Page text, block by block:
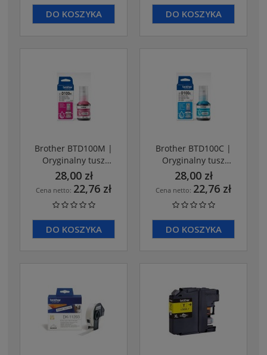
DO KOSZYKA DO KOSZYKA
Brother BTD100M |
Oryginalny tusz
Magenta
28,00 zł
Cena netto: 22,76 zł
DO KOSZYKA
Brother BTD100C |
Oryginalny tusz
CYAN
28,00 zł
Cena netto: 22,76 zł
DO KOSZYKA